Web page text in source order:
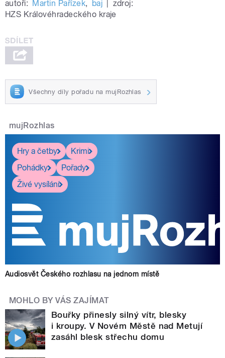
autoři: Martin Pařízek, baj
zdroj:
HZS Královéhradeckého kraje
Všechny díly pořadu na mujRozhlas
mujRozhlas
Hry a četby
Krimi
Pohádky
Pořady
Živé vysílání
Audiosvět Českého rozhlasu na jednom místě
MOHLO BY VÁS ZAJÍMAT
Bouřky přinesly silný vítr, blesky
i kroupy. V Novém Městě nad Metují
zasáhl blesk střechu domu